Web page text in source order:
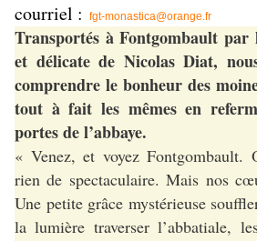
courriel : fgt-monastica@orange.fr
Transportés à Fontgombault par
et délicate de Nicolas Diat,
comprendre le bonheur des
tout à fait les mêmes en
portes de l’abbaye.
« Venez, et voyez Fontgombault.
rien de spectaculaire. Mais nos
Une petite grâce mystérieuse
la lumière traverser l’abbatiale,